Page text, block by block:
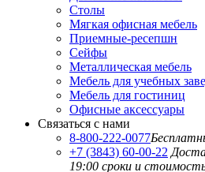
Столы
Мягкая офисная мебель
Приемные-ресепшн
Сейфы
Металлическая мебель
Мебель для учебных
Мебель для гостиниц
Офисные аксессуары
Связаться с нами
8-800-222-0077
+7 (3843) 60-00-22
19:00 сроки и